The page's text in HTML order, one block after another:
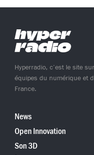
Hyperradio, c’est le site
équipes du numérique et
France.
News
Open Innovation
Son 3D